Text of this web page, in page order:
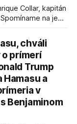
Collar, kapitán
na jeho
chváli
o prímerí
Trump
a
v
Benjaminom